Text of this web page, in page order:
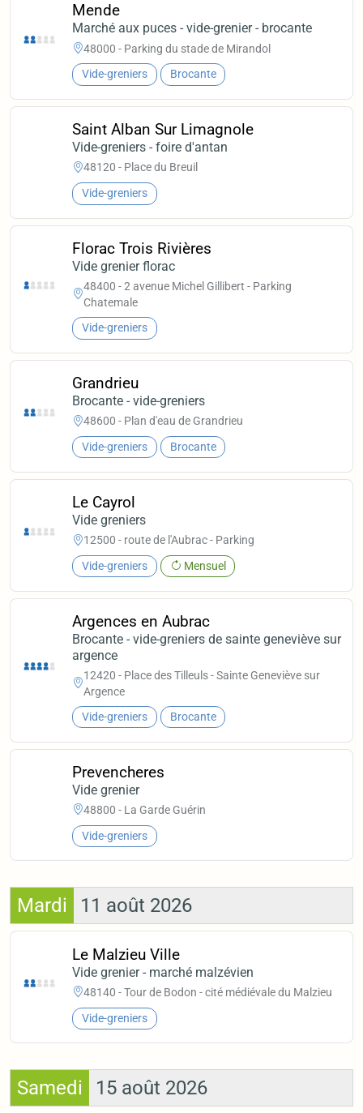
Mende
Marché aux puces - vide-grenier - brocante
48000 - Parking du stade de Mirandol
Vide-greniers Brocante
Saint Alban Sur Limagnole
Vide-greniers - foire d'antan
48120 - Place du Breuil
Vide-greniers
Florac Trois Rivières
Vide grenier florac
48400 - 2 avenue Michel Gillibert - Parking
Chatemale
Vide-greniers
Grandrieu
Brocante - vide-greniers
48600 - Plan d'eau de Grandrieu
Vide-greniers Brocante
Le Cayrol
Vide greniers
12500 - route de l'Aubrac - Parking
Vide-greniers Mensuel
Argences en Aubrac
Brocante - vide-greniers de sainte geneviève sur
argence
12420 - Place des Tilleuls - Sainte Geneviève sur
Argence
Vide-greniers Brocante
Prevencheres
Vide grenier
48800 - La Garde Guérin
Vide-greniers
Mardi 11 août 2026
Le Malzieu Ville
Vide grenier - marché malzévien
48140 - Tour de Bodon - cité médiévale du Malzieu
Vide-greniers
Samedi 15 août 2026